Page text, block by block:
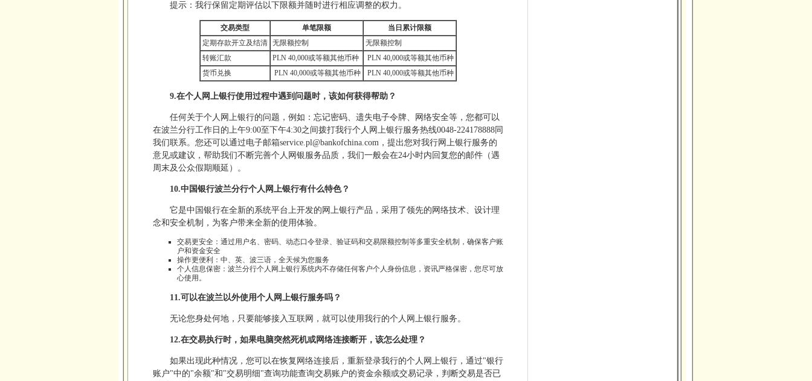
提示：我行保留定期评估以下限额并随时进行相应调整的权力。
交易类型 单笔限额
当日累计限额
定期存款开立及结清
无限额控制
无限额控制
转账汇款
PLN 40,000或等额其他币种
PLN 40,000或等额其他币种
货币兑换
PLN 40,000或等额其他币种 PLN 40,000或等额其他币种
9.在个人网上银行使用过程中遇到问题时，该如何获得帮助？
任何关于个人网上银行的问题，例如：忘记密码、遗失电子令牌、网络安全等，您都可以
在波兰分行工作日的上午9:00至下午4:30之间拨打我行个人网上银行服务热线0048-224178888同
我们联系。您还可以通过电子邮箱service.pl@bankofchina.com，提出您对我行网上银行服务的
意见或建议，帮助我们不断完善个人网银服务品质，我们一般会在24小时内回复您的邮件（遇
周末及公众假期顺延）。
10.中国银行波兰分行个人网上银行有什么特色？
它是中国银行在全新的系统平台上开发的网上银行产品，采用了领先的网络技术、设计理
念和安全机制，为客户带来全新的使用体验。
交易更安全：通过用户名、密码、动态口令登录、验证码和交易限额控制等多重安全机制，确保客户账
户和资金安全
操作更便利：中、英、波三语，全天候为您服务
个人信息保密：波兰分行个人网上银行系统内不存储任何客户个人身份信息，资讯严格保密，您尽可放
心使用。
11.可以在波兰以外使用个人网上银行服务吗？
无论您身处何地，只要能够接入互联网，就可以使用我行的个人网上银行服务。
12.在交易执行时，如果电脑突然死机或网络连接断开，该怎么处理？
如果出现此种情况，您可以在恢复网络连接后，重新登录我行的个人网上银行，通过"银行
账户"中的"余额"和"交易明细"查询功能查询交易账户的资金余额或交易记录，判断交易是否已